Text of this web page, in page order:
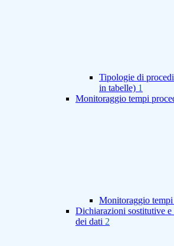
Tipologie di
in tabelle) 1
Monitoraggio tempi
Monitoraggio
Dichiarazioni sostitutive
dei dati 2